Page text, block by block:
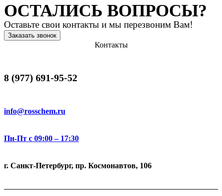
ОСТАЛИСЬ ВОПРОСЫ?
Оставьте свои контакты и мы перезвоним Вам!
Заказать звонок
Контакты
8 (977) 691-95-52
info@rosschem.ru
Пн-Пт с 09:00 – 17:30
г. Санкт-Петербург, пр. Космонавтов, 106